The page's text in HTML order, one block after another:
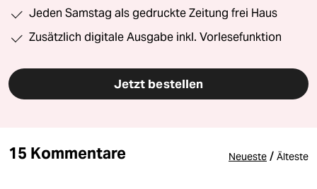
Jeden Samstag als gedruckte Zeitung frei Haus
Zusätzlich digitale Ausgabe inkl. Vorlesefunktion
Jetzt bestellen
15 Kommentare Neueste / Älteste